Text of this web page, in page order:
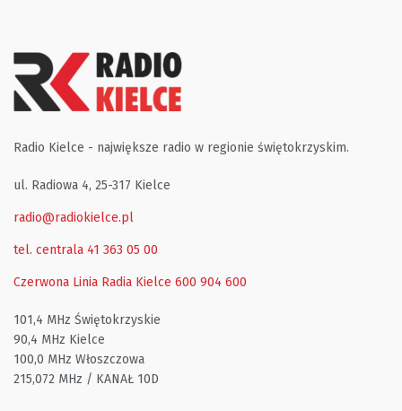
Radio Kielce - największe radio w regionie świętokrzyskim.
ul. Radiowa 4, 25-317 Kielce
radio@radiokielce.pl
tel. centrala 41 363 05 00
Czerwona Linia Radia Kielce 600 904 600
101,4 MHz Świętokrzyskie
90,4 MHz Kielce
100,0 MHz Włoszczowa
215,072 MHz / KANAŁ 10D